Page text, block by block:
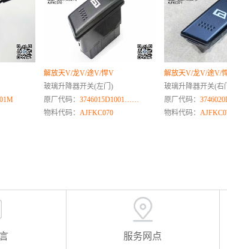
解放天V/龙V/途V/悍V
玻璃升降器开关(左门)
原厂代码： 3746015D1001……
物料代码： AJFKC070
解放天V/龙V/途V/
玻璃升降器开关(右
原厂代码：
物料代码：
服务网点